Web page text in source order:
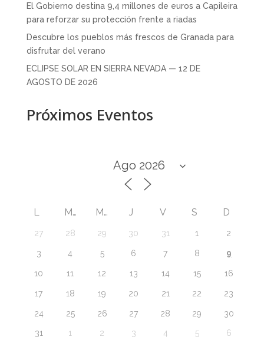
El Gobierno destina 9,4 millones de euros a Capileira
para reforzar su protección frente a riadas
Descubre los pueblos más frescos de Granada para
disfrutar del verano
ECLIPSE SOLAR EN SIERRA NEVADA — 12 DE
AGOSTO DE 2026
Próximos Eventos
L M M J V S D
27 28 29 30 31 1 2
3 4 5 6 7 8 9
10 11 12 13 14 15 16
17 18 19 20 21 22 23
24 25 26 27 28 29 30
31 1 2 3 4 5 6